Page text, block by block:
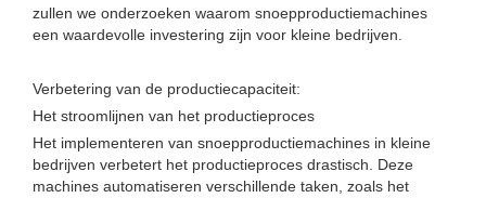
zullen we onderzoeken waarom snoepproductiemachines
een waardevolle investering zijn voor kleine bedrijven.
Verbetering van de productiecapaciteit:
Het stroomlijnen van het productieproces
Het implementeren van snoepproductiemachines in kleine
bedrijven verbetert het productieproces drastisch. Deze
machines automatiseren verschillende taken, zoals het